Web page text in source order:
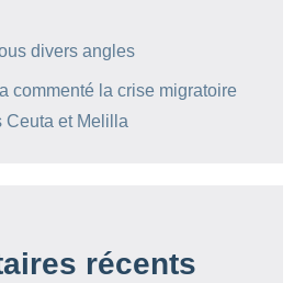
divers angles
commenté la crise migratoire
Ceuta et Melilla
récents